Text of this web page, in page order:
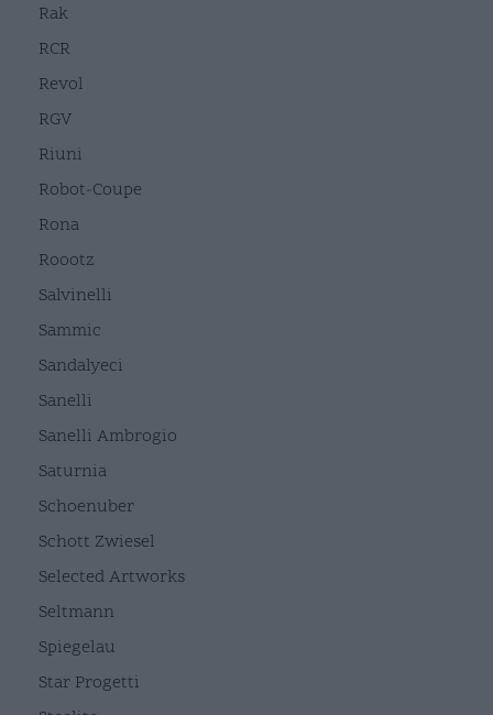
Rak
RCR
Revol
RGV
Riuni
Robot-Coupe
Rona
Roootz
Salvinelli
Sammic
Sandalyeci
Sanelli
Sanelli Ambrogio
Saturnia
Schoenuber
Schott Zwiesel
Selected Artworks
Seltmann
Spiegelau
Star Progetti